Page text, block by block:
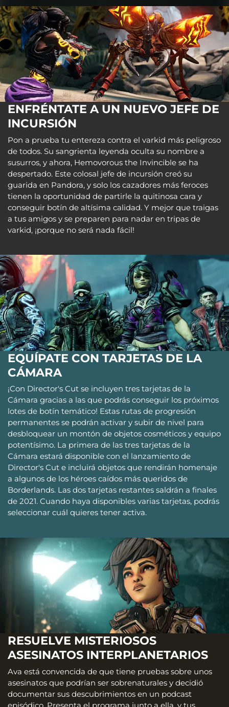
ENFRÉNTATE A UN NUEVO JEFE DE
INCURSIÓN
Pon a prueba tu entereza contra el varkid más peligroso
de todos. Su sangrienta leyenda oculta su nombre a
susurros, y ahora, Hemovorous the Invincible se ha
despertado. Este colosal jefe de incursión creó su
guarida en Pandora, y solo los cazadores más feroces
tienen la oportunidad de partirle la quitinosa cara y
conseguir botín de altísima calidad. Y mejor que traigas
a tus amigos y se preparen para nadar en tripas de
varkid, ¡porque no será nada fácil!
EQUÍPATE CON TARJETAS DE LA
CÁMARA
¡Con Director's Cut se incluyen tres tarjetas de la
Cámara gracias a las que podrás conseguir los próximos
lotes de botín temático! Estas rutas de progresión
permanentes se podrán activar y subir de nivel para
desbloquear un montón de objetos cosméticos y equipo
potentísimo. La primera de las tres tarjetas de la
Cámara estará disponible con el lanzamiento de
Director's Cut e incluirá objetos que rendirán homenaje
a algunos de los héroes caídos más queridos de
Borderlands. Las dos tarjetas restantes saldrán a finales
de 2021. Cuando haya disponibles varias tarjetas, podrás
seleccionar cuál quieres tener activa.
RESUELVE MISTERIOSOS
ASESINATOS INTERPLANETARIOS
Ava está convencida de que tiene pruebas sobre unos
asesinatos que podrían ser sobrenaturales y decidió
documentar sus descubrimientos en un podcast